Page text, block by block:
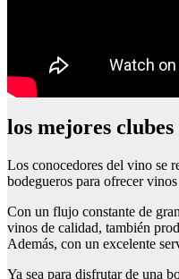
los mejores
Los conocedores del vino se
bodegueros para ofrecer
Con un flujo constante de
vinos de calidad, también
Además, con un excelente
Ya sea para disfrutar de una